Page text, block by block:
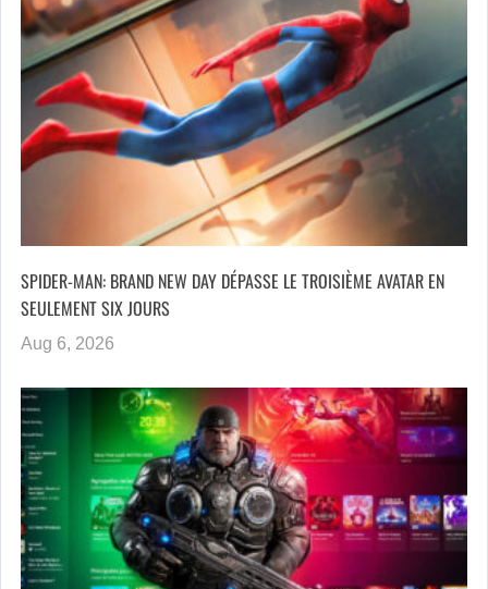
SPIDER-MAN: BRAND NEW DAY DÉPASSE LE TROISIÈME AVATAR EN
SEULEMENT SIX JOURS
Aug 6, 2026